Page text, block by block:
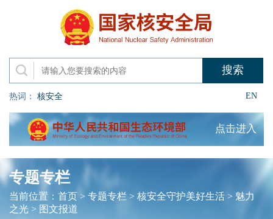
热词： 核安全 EN
点击进入
专题专栏
当前位置： 首页> 专题专栏> 核安全守护美好生活> 魅力
之光> 图文报道